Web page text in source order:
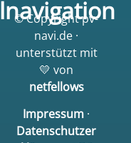
© Copyright pv-
navi.de ·
unterstützt mit
💛 von
netfellows
Impressum ·
Datenschutzer